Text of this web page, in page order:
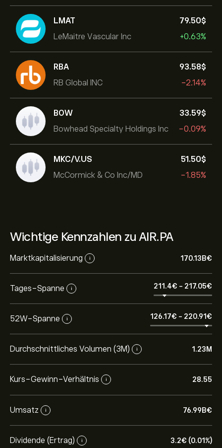
LMAT
LeMaitre Vascular Inc
79.50‎$‎
+0.63%
RBA
RB Global INC
93.58‎$‎
-2.14%
BOW
Bowhead Specialty Holdings Inc
33.59‎$‎
-0.09%
MKC/V.US
McCormick & Co Inc/MD
51.50‎$‎
-1.85%
Wichtige Kennzahlen zu AIR.PA
Marktkapitalisierung i 170.13B‎€‎
Tages-Spanne i 211.4‎€‎ - 217.05‎€‎
52W-Spanne i 126.17‎€‎ - 220.91‎€‎
Durchschnittliches Volumen (3M) i 1.23M
Kurs-Gewinn-Verhältnis i 28.55
Umsatz i 76.99B‎€‎
Dividende (Ertrag) i 3.2‎€‎ (0.01%)